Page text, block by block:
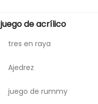
juego de acrílico
tres en raya
Ajedrez
juego de rummy